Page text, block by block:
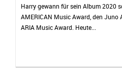
Harry gewann für sein Album 2020
AMERICAN Music Award, den Juno
ARIA Music Award. Heute...